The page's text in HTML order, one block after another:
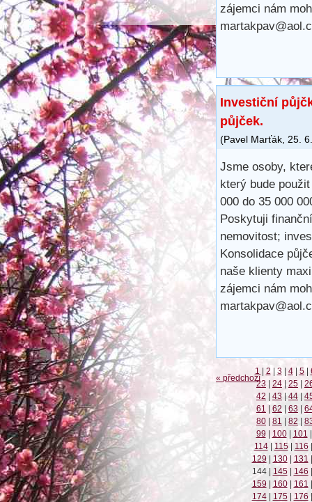
zájemci nám
Investiční
půjček.
(Pavel Marťák 25.
Jsme osoby,
který bude
000 do 35 000
Poskytuji
nemovitost;
Konsolidace
naše klienty
zájemci nám
« předchozí
1 | 2 | 3 | 4 | 5 |
23 | 24 | 25 |
42 | 43 | 44 |
61 | 62 | 63 |
80 | 81 | 82 |
99 | 100 | 101 |
114 | 115 | 116 |
129 | 130 | 131 |
144 | 145 | 146 |
159 | 160 | 161 |
174 | 175 | 176 |